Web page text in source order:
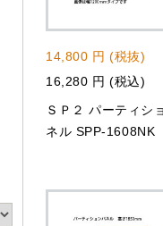
14,800 円 (税抜)
16,280 円 (税込)
ＳＰ２ パーティシ
ネル SPP-1608NK